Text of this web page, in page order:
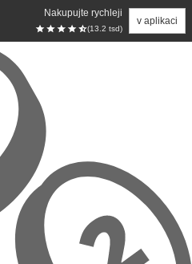
Nakupujte rychleji
(13.2 tsd)
v aplikaci